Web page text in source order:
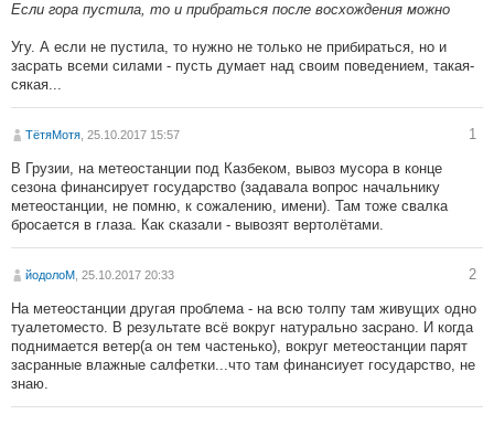
Если гора пустила, то и прибраться после восхождения можно
Угу. А если не пустила, то нужно не только не прибираться, но и
засрать всеми силами - пусть думает над своим поведением, такая-
сякая...
ТётяМотя , 25.10.2017 15:57 1
В Грузии, на метеостанции под Казбеком, вывоз мусора в конце
сезона финансирует государство (задавала вопрос начальнику
метеостанции, не помню, к сожалению, имени). Там тоже свалка
бросается в глаза. Как сказали - вывозят вертолётами.
йодолоМ , 25.10.2017 20:33 2
На метеостанции другая проблема - на всю толпу там живущих одно
туалетоместо. В результате всё вокруг натурально засрано. И когда
поднимается ветер(а он тем частенько), вокруг метеостанции парят
засранные влажные салфетки...что там финансиует государство, не
знаю.